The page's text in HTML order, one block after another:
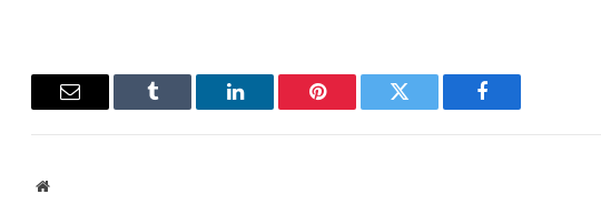
فيسبوك تويتر بينتيريستلينكدإن Tumblr
البريد
موقع